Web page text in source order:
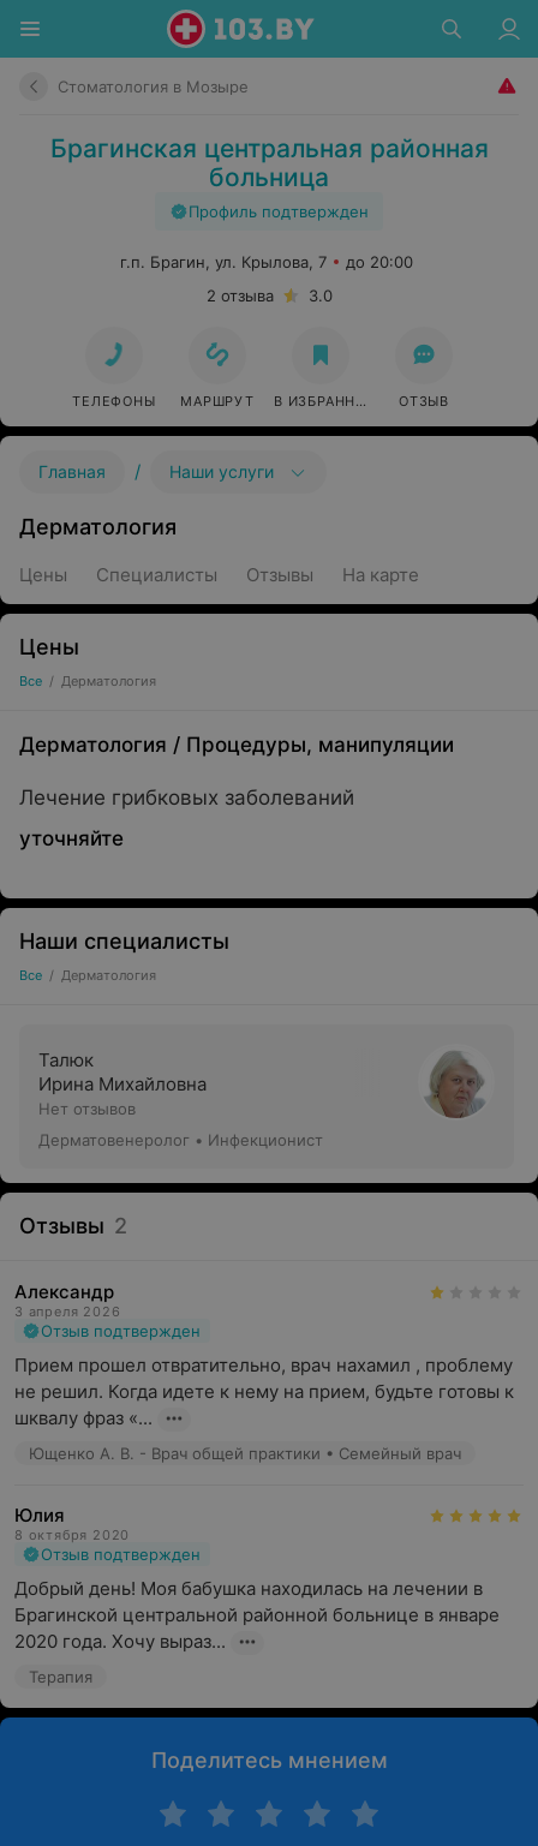
Стоматология в Мозыре
Брагинская центральная районная
больница
Профиль подтвержден
г.п. Брагин, ул. Крылова, 7
до 20:00
2 отзыва
3.0
ТЕЛЕФОНЫ МАРШРУТ В ИЗБРАННОЕ ОТЗЫВ
Главная / Наши услуги
Дерматология
Цены Специалисты Отзывы На карте
Цены
Все / Дерматология
Дерматология / Процедуры, манипуляции
Лечение грибковых заболеваний
уточняйте
Наши специалисты
Все / Дерматология
Талюк
Ирина Михайловна
Нет отзывов
Дерматовенеролог • Инфекционист
Отзывы 2
Александр
3 апреля 2026
Отзыв подтвержден
Прием прошел отвратительно, врач нахамил , проблему
не решил. Когда идете к нему на прием, будьте готовы к
шквалу фраз «...
Ющенко А. В. - Врач общей практики • Семейный врач
Юлия
8 октября 2020
Отзыв подтвержден
Добрый день! Моя бабушка находилась на лечении в
Брагинской центральной районной больнице в январе
2020 года. Хочу выраз...
Терапия
Поделитесь мнением